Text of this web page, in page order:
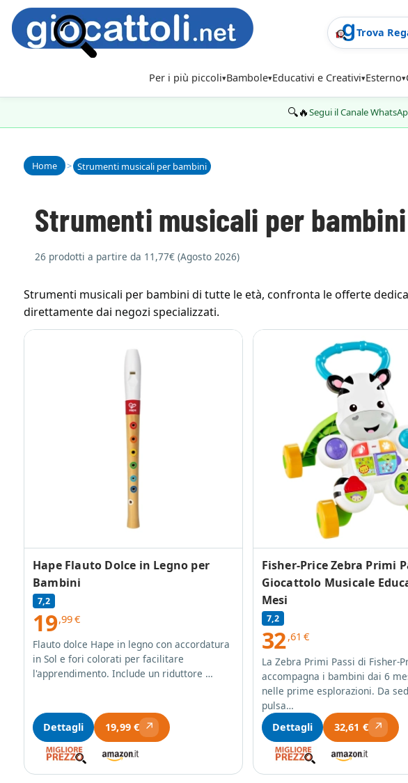
Per i più piccoli Bambole Educativi e Creativi Esterno
Trova
🔍🔥Segui il Canale
Home > Strumenti musicali per bambini
Strumenti musicali per bambini
26 prodotti a partire da 11,77€ (Agosto 2026)
Strumenti musicali per bambini di tutte le età, confronta le offerte
direttamente dai negozi specializzati.
Hape Flauto Dolce in Legno per
Bambini
7,2
19,99€
Flauto dolce Hape in legno con accordatura
in Sol e fori colorati per facilitare
l'apprendimento. Include un riduttore …
Dettagli 19,99 € ↗
Fisher-Price Zebra Primi
Giocattolo Musicale
Mesi
7,2
32,61 €
La Zebra Primi Passi di Fisher-
accompagna i bambini dai 6
nelle prime esplorazioni. Da
pulsa…
Dettagli
32,61 € ↗